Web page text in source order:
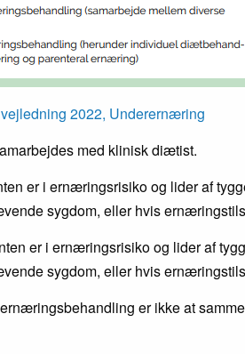
2022, Underernæring
med klinisk diætist.
er i ernæringsrisiko og lider af
sygdom, eller hvis
er i ernæringsrisiko og lider af
sygdom, eller hvis
er ikke at